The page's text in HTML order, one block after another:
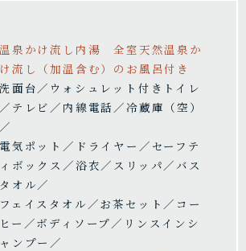
温泉かけ流し内湯 全室天然温泉か
け流し（加温含む）のお風呂付き
洗面台／ウォシュレット付きトイレ
／テレビ／内線電話／冷蔵庫（空）
／
電気ポット／ドライヤー／セーフテ
ィボックス／浴衣／スリッパ／バス
タオル／
フェイスタオル／お茶セット／コー
ヒー／ボディソープ／リンスインシ
ャンプー／